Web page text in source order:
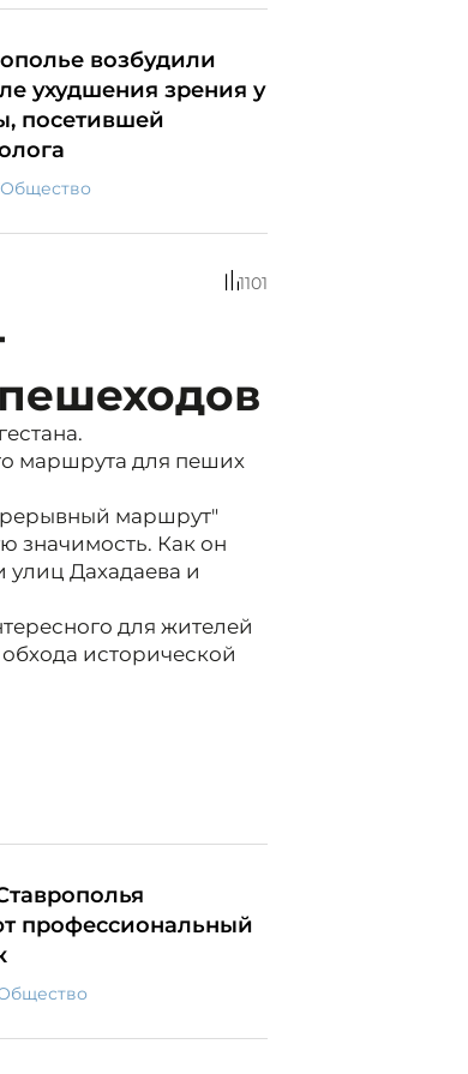
возбудили
ухудшения зрения у
посетившей
Общество
1101
маршрута для пеших
маршрут"
значимость. Как он
улиц Дахадаева и
для жителей
исторической
профессиональный